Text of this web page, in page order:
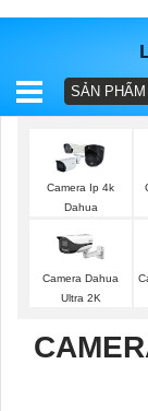
BÁO
TRỌN
GÓI
SẢN
SẢN PHẨM
Camera Ip 4k
Dahua
Camera Dahua
Ultra 2K